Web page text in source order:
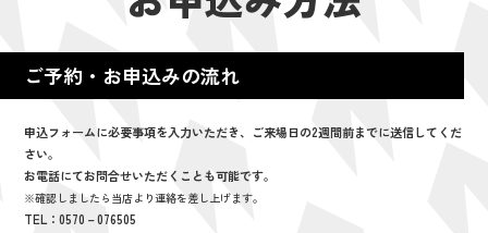
ご予約・お申込みの流れ
申込フォームに必要事項を入力いただき、ご来場日の2週間前までに送信してくだ
さい。
お電話にてお問合せいただくことも可能です。
※確認しましたら当店より連絡を差し上げます。
TEL：0570－076505